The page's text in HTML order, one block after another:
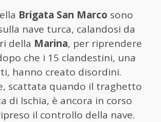
Brigata San Marco sono
nave turca, calandosi da
della Marina, per riprendere
che i 15 clandestini, una
hanno creato disordini.
scattata quando il traghetto
di Ischia, è ancora in corso
il controllo della nave.